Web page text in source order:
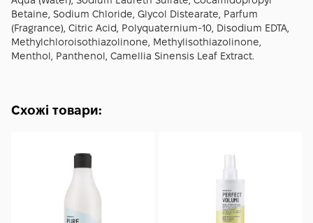
зайвої важкості.
Betaine, Sodium Chloride, Glycol Distearate, Parfum
(Fragrance), Citric Acid, Polyquaternium-10, Disodium EDTA,
Methylchloroisothiazolinone, Methylisothiazolinone,
Menthol, Panthenol, Camellia Sinensis Leaf Extract.
Схожі товари: